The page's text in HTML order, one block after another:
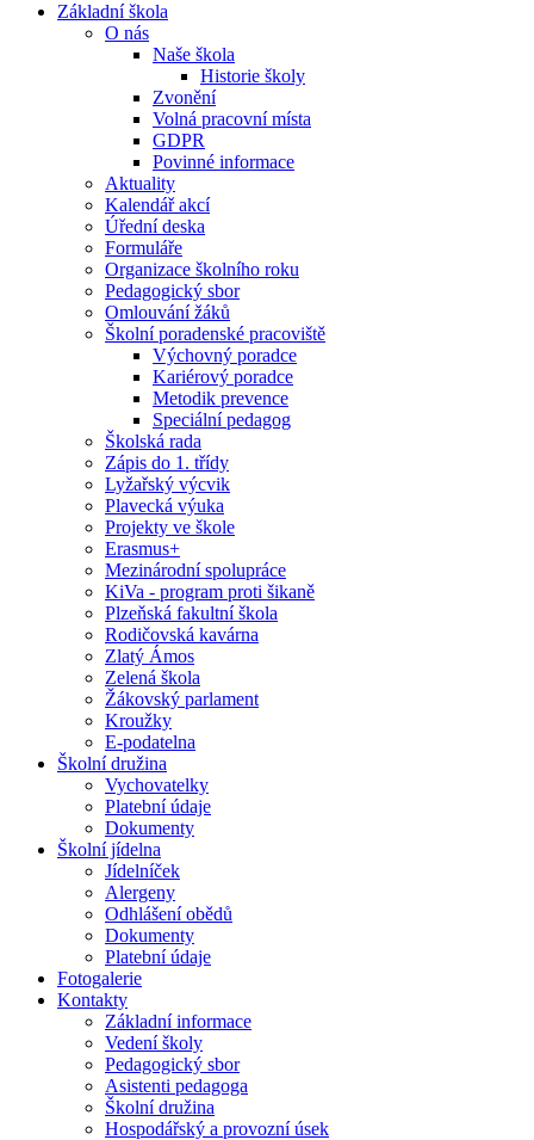
Základní škola
O nás
Naše škola
Historie školy
Zvonění
Volná pracovní místa
GDPR
Povinné informace
Aktuality
Kalendář akcí
Úřední deska
Formuláře
Organizace školního roku
Pedagogický sbor
Omlouvání žáků
Školní poradenské pracoviště
Výchovný poradce
Kariérový poradce
Metodik prevence
Speciální pedagog
Školská rada
Zápis do 1. třídy
Lyžařský výcvik
Plavecká výuka
Projekty ve škole
Erasmus+
Mezinárodní spolupráce
KiVa - program proti šikaně
Plzeňská fakultní škola
Rodičovská kavárna
Zlatý Ámos
Zelená škola
Žákovský parlament
Kroužky
E-podatelna
Školní družina
Vychovatelky
Platební údaje
Dokumenty
Školní jídelna
Jídelníček
Alergeny
Odhlášení obědů
Dokumenty
Platební údaje
Fotogalerie
Kontakty
Základní informace
Vedení školy
Pedagogický sbor
Asistenti pedagoga
Školní družina
Hospodářský a provozní úsek